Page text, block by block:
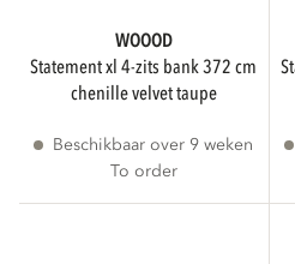
WOOOD
statement xl 4-zits bank 372 cm
chenille velvet taupe
Beschikbaar over 9 weken
To order
statement xl 4-zits bank 372 cm